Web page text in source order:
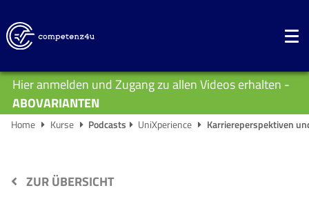
Hier anmelden und Zugang zu allen Videos erhalten -
ABOVARIANTEN
Home Kurse Podcasts UniXperience Karriereperspektiven
ZUR ÜBERSICHT